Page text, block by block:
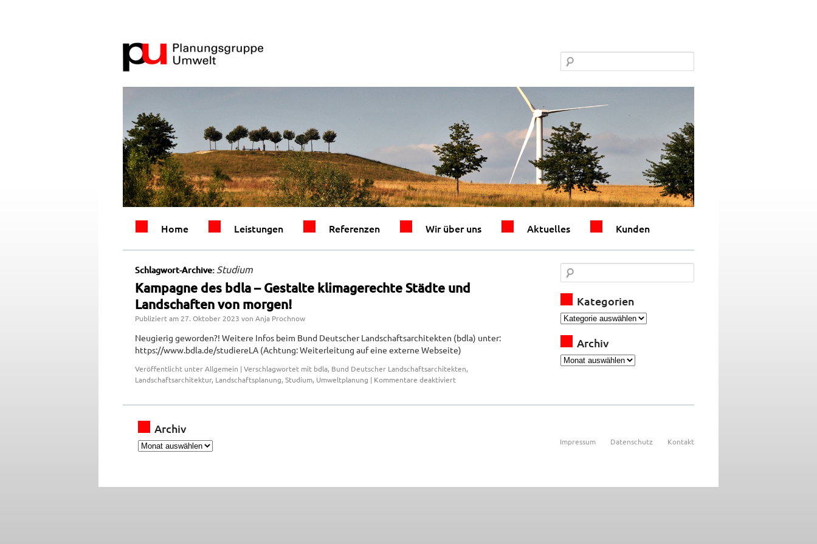
Home Leistungen Referenzen Wir über uns Aktuelles Kunden
Schlagwort-Archive: Studium
Kampagne des bdla – Gestalte klimagerechte Städte und
Landschaften von morgen!
Publiziert am 27. Oktober 2023 von Anja Prochnow
Neugierig geworden?! Weitere Infos beim Bund Deutscher Landschaftsarchitekten (bdla) unter:
https://www.bdla.de/studiereLA (Achtung: Weiterleitung auf eine externe Webseite)
Veröffentlicht unterAllgemein |Verschlagwortet mit bdla, Bund Deutscher Landschaftsarchitekten,
Landschaftsarchitektur, Landschaftsplanung, Studium, Umweltplanung | Kommentare deaktiviert
Kategorien
Archiv
Archiv
Impressum Datenschutz Kontakt